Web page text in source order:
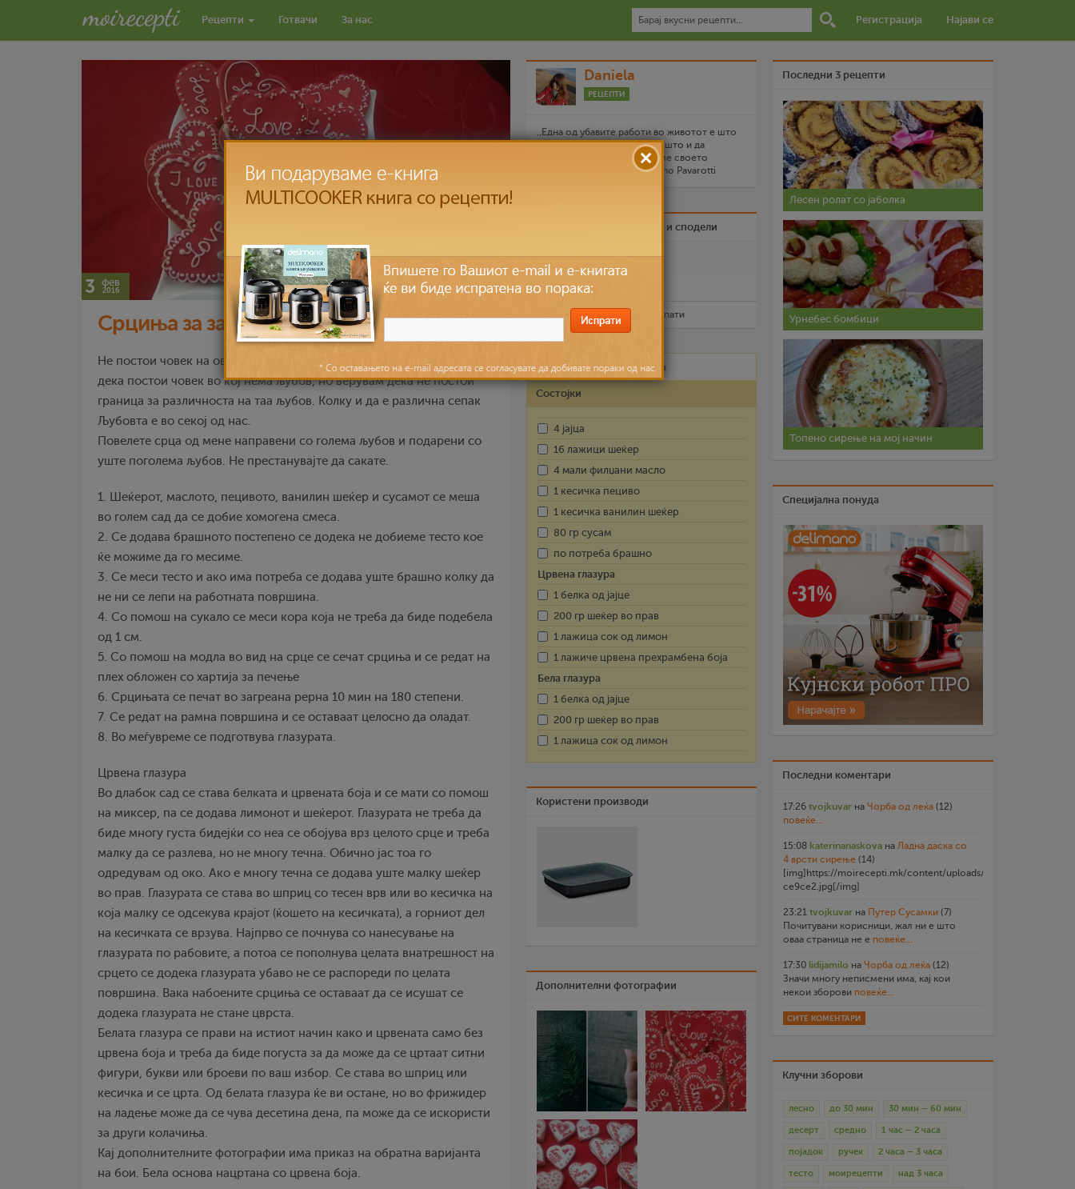
Рецепти Готвачи За нас Регистрација Најави се
3 фев
2016
Срциња за заљубени
Не постои човек на оваа наша планета кој не е заљубен, не верувам
дека постои човек во кој нема љубов, но верувам дека не постои
граница за различноста на таа љубов. Колку и да е различна сепак
Љубовта е во секој од нас.
Повелете срца од мене направени со голема љубов и подарени со
уште поголема љубов. Не престанувајте да сакате.
1. Шеќерот, маслото, пецивото, ванилин шеќер и сусамот се меша
во голем сад да се добие хомогена смеса.
2. Се додава брашното постепено се додека не добиеме тесто кое
ќе можиме да го месиме.
3. Се меси тесто и ако има потреба се додава уште брашно колку да
не ни се лепи на работната површина.
4. Со помош на сукало се меси кора која не треба да биде подебела
од 1 см.
5. Со помош на модла во вид на срце се сечат срциња и се редат на
плех обложен со хартија за печење
6. Срцињата се печат во загреана рерна 10 мин на 180 степени.
7. Се редат на рамна површина и се оставаат целосно да оладат.
8. Во меѓувреме се подготвува глазурата.
Црвена глазура
Во длабок сад се става белката и црвената боја и се мати со помош
на миксер, па се додава лимонот и шеќерот. Глазурата не треба да
биде многу густа бидејќи со неа се обојува врз целото срце и треба
малку да се разлева, но не многу течна. Обично јас тоа го
одредувам од око. Ако е многу течна се додава уште малку шеќер
во прав. Глазурата се става во шприц со тесен врв или во кесичка на
која малку се одсекува крајот (ќошето на кесичката), а горниот дел
на кесичката се врзува. Најпрво се почнува со нанесување на
глазурата по рабовите, а потоа се пополнува целата внатрешност на
срцето се додека глазурата убаво не се распореди по целата
површина. Вака набоените срциња се оставаат да се исушат се
додека глазурата не стане цврста.
Белата глазура се прави на истиот начин како и црвената само без
црвена боја и треба да биде погуста за да може да се цртаат ситни
фигури, букви или броеви по ваш избор. Се става во шприц или
кесичка и се црта. Од белата глазура ќе ви остане, но во фрижидер
на ладење може да се чува десетина дена, па може да се искористи
за други колачиња.
Кај дополнителните фотографии има приказ на обратна варијанта
на бои. Бела основа нацртана со црвена боја.
Daniela
РЕЦЕПТИ
,,Една од убавите работи во животот е што
имаме право да застаниме, што и да
работиме, и да го посветиме своето
внимание на храната,, Luciano Pavarotti
Биди вистински пријател и сподели
Омилен
Испечати го рецептот
Рецептот е прочитан пати
Лесно 2 часа – 3 часа
Состојки
4 јајца
16 лажици шеќер
4 мали филџани масло
1 кесичка пециво
1 кесичка ванилин шеќер
80 гр сусам
по потреба брашно
Црвена глазура
1 белка од јајце
200 гр шеќер во прав
1 лажица сок од лимон
1 лажиче црвена прехрамбена боја
Бела глазура
1 белка од јајце
200 гр шеќер во прав
1 лажица сок од лимон
Користени производи
Дополнителни фотографии
Последни 3 рецепти
Лесен ролат со јаболка
Урнебес бомбици
Топено сирење на мој начин
Специјална понуда
Последни коментари
17:26 tvojkuvar на Чорба од леќа (12)
повеќе...
15:08 katerinanaskova на Ладна даска со
4 врсти сирење (14)
[img]https://moirecepti.mk/content/uploads/2026/07/
ce9ce2.jpg[/img]
23:21 tvojkuvar на Путер Сусамки (7)
Почитувани корисници, жал ни е што
оваа страница не е повеќе...
17:30 lidijamilo на Чорба од леќа (12)
Значи многу неписмени има, кај кои
некои зборови повеќе...
СИТЕ КОМЕНТАРИ
Клучни зборови
лесно до 30 мин 30 мин – 60 мин
десерт средно 1 час – 2 часа
појадок ручек 2 часа – 3 часа
тесто моирецепти над 3 часа